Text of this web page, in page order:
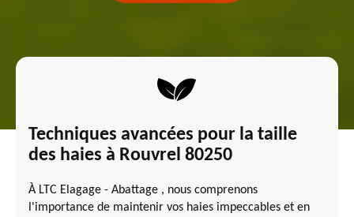
Techniques avancées pour la taille
des haies à Rouvrel 80250
À LTC Elagage - Abattage , nous comprenons
l'importance de maintenir vos haies impeccables et en